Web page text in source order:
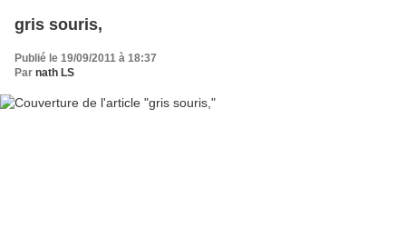
gris souris,
Publié le 19/09/2011 à 18:37
Par nath LS